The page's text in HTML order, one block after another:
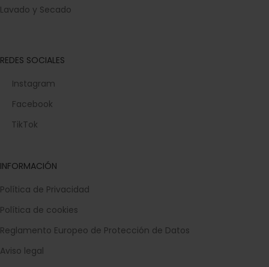
Lavado y Secado
REDES SOCIALES
Instagram
Facebook
TikTok
INFORMACIÓN
Política de Privacidad
Política de cookies
Reglamento Europeo de Protección de Datos
Aviso legal